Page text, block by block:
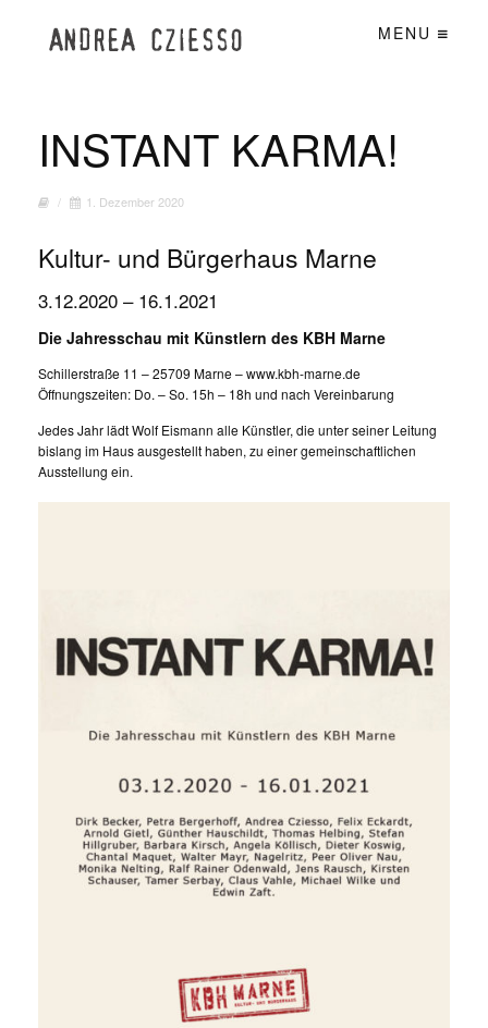
MENU
INSTANT KARMA!
/ 1. Dezember 2020
Kultur- und Bürgerhaus Marne
3.12.2020 – 16.1.2021
Die Jahresschau mit Künstlern des KBH Marne
Schillerstraße 11 – 25709 Marne – www.kbh-marne.de
Öffnungszeiten: Do. – So. 15h – 18h und nach Vereinbarung
Jedes Jahr lädt Wolf Eismann alle Künstler, die unter seiner Leitung
bislang im Haus ausgestellt haben, zu einer gemeinschaftlichen
Ausstellung ein.